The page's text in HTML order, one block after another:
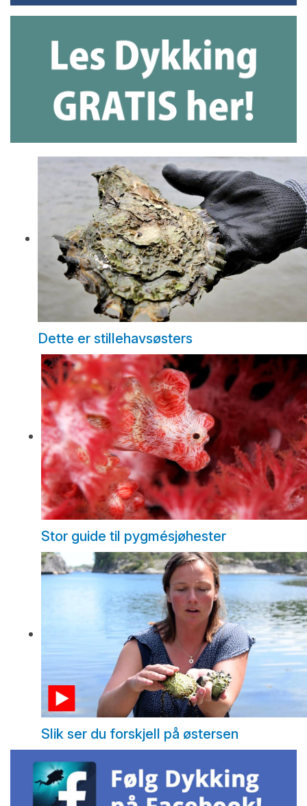
Dette er stillehavsøsters
Stor guide til pygmésjøhester
Slik ser du forskjell på østersen